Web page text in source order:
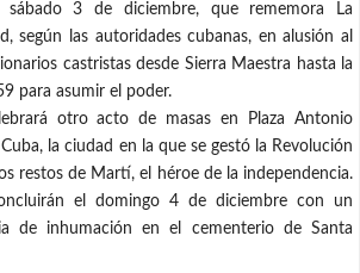
3 de diciembre, que rememora La
según las autoridades cubanas, en alusión al
castristas desde Sierra Maestra hasta la
para asumir el poder.
otro acto de masas en Plaza Antonio
la ciudad en la que se gestó la Revolución
restos de Martí, el héroe de la independencia.
el domingo 4 de diciembre con un
de inhumación en el cementerio de Santa